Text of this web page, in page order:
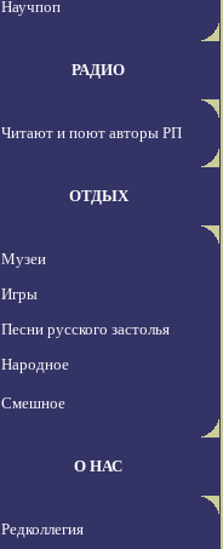
Научпоп
РАДИО
Читают и поют авторы РП
ОТДЫХ
Музеи
Игры
Песни русского застолья
Народное
Смешное
О НАС
Редколлегия